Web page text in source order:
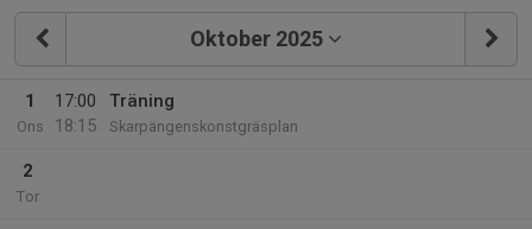
Oktober 2025
1
Ons
17:00
18:15
Träning
Skarpängenskonstgräsplan
2
Tor